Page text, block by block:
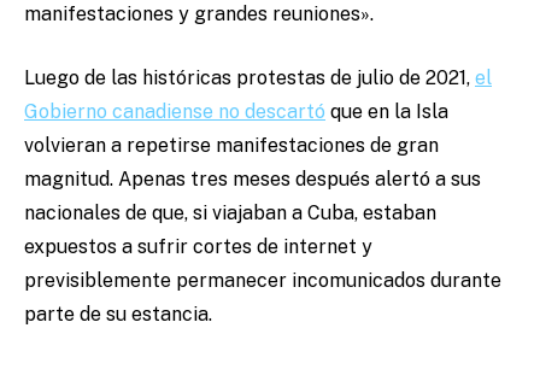
manifestaciones y grandes reuniones».
Luego de las históricas protestas de julio de 2021, el
Gobierno canadiense no descartó que en la Isla
volvieran a repetirse manifestaciones de gran
magnitud. Apenas tres meses después alertó a sus
nacionales de que, si viajaban a Cuba, estaban
expuestos a sufrir cortes de internet y
previsiblemente permanecer incomunicados durante
parte de su estancia.